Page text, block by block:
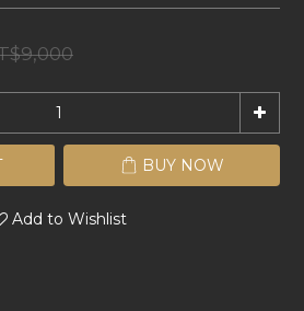
BUY NOW
Add to Wishlist